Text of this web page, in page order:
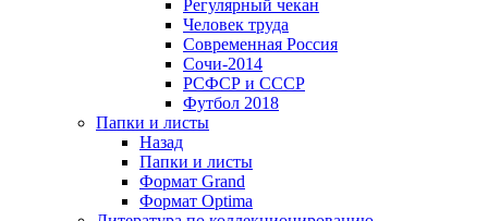
Регулярный чекан
Человек труда
Современная Россия
Сочи-2014
РСФСР и СССР
Футбол 2018
Папки и листы
Назад
Папки и листы
Формат Grand
Формат Optima